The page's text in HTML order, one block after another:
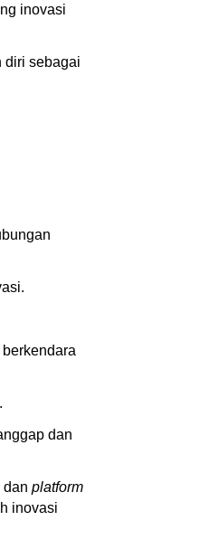
inovasi
diri sebagai
dan
dan platform
inovasi